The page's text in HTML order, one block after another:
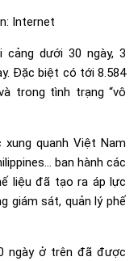
dưới 30 ngày, 3
Đặc biệt có tới 8.584
trong tình trạng “vô
quanh Việt Nam
ban hành các
liệu đã tạo ra áp lực
giám sát, quản lý phế
ngày ở trên đã được